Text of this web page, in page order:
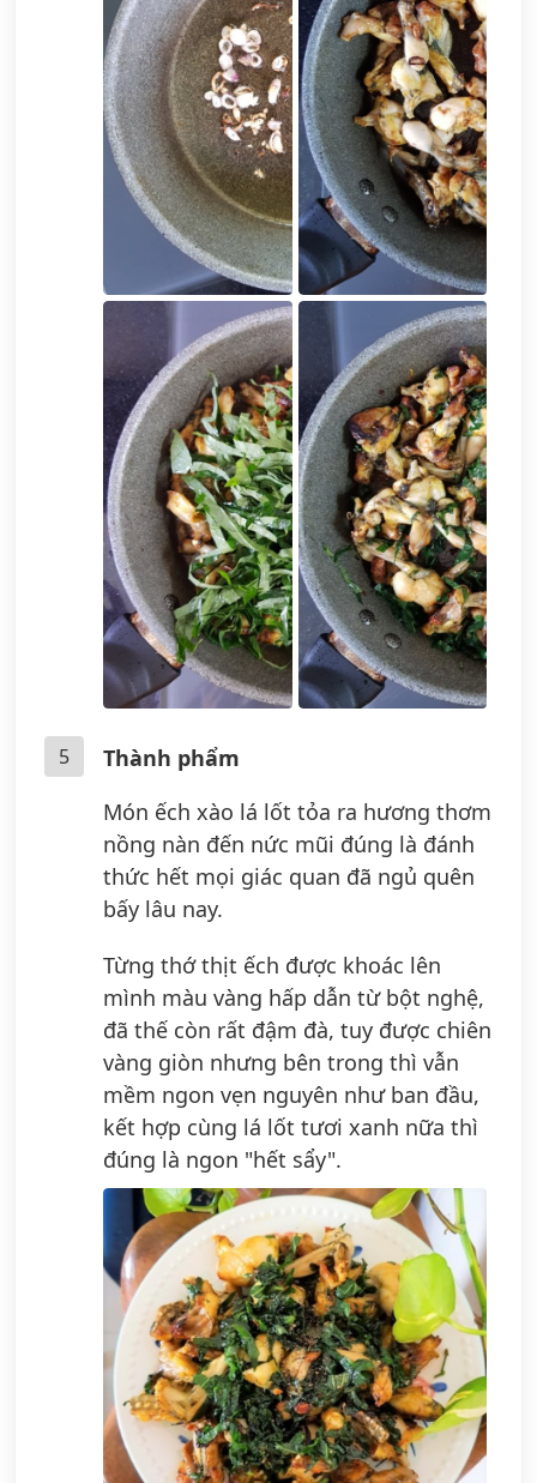
5
Thành phẩm
Món ếch xào lá lốt tỏa ra hương thơm
nồng nàn đến nức mũi đúng là đánh
thức hết mọi giác quan đã ngủ quên
bấy lâu nay.
Từng thớ thịt ếch được khoác lên
mình màu vàng hấp dẫn từ bột nghệ,
đã thế còn rất đậm đà, tuy được chiên
vàng giòn nhưng bên trong thì vẫn
mềm ngon vẹn nguyên như ban đầu,
kết hợp cùng lá lốt tươi xanh nữa thì
đúng là ngon "hết sẩy".